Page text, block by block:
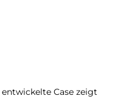
Case zeigt